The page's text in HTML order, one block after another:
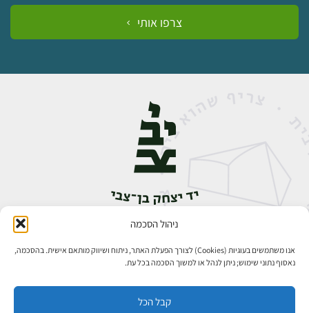
ניהול הסכמה
אנו משתמשים בעוגיות (Cookies) לצורך הפעלת האתר, ניתוח ושיווק מותאם אישית. בהסכמה,
נאסוף נתוני שימוש; ניתן לנהל או למשוך הסכמה בכל עת.
קבל הכל
צרפו אותי
אבן גבירול 14, רחביה, ירושלים